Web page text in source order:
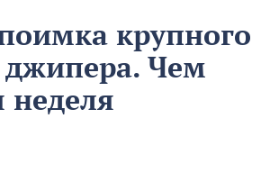
крупного
джипера. Чем
неделя